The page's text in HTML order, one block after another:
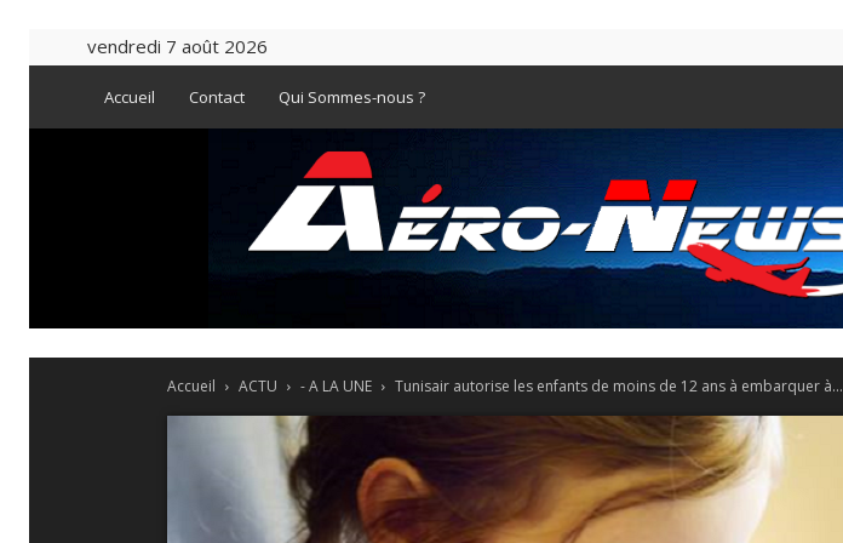
vendredi 7 août 2026
Accueil Contact Qui Sommes-nous ?
Accueil ACTU - A LA UNE Tunisair autorise les enfants de moins de 12 ans à embarquer à...